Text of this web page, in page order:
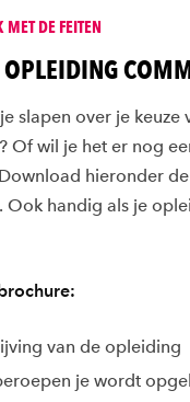
DE FEITEN
OPLEIDING
slapen over je keuze
Of wil je het er nog
hieronder
Ook handig als je
van de opleiding
je wordt